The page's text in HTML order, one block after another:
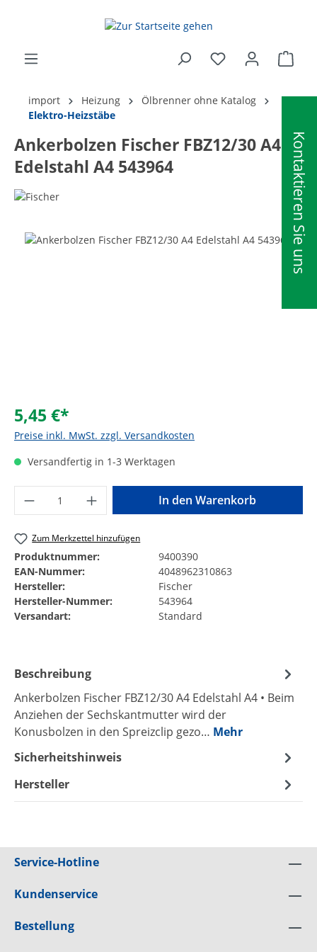
Kontaktieren Sie uns
import Heizung
Ölbrenner ohne Katalog
Elektro-Heizstäbe
Ankerbolzen Fischer FBZ12/30 A4
Edelstahl A4 543964
Bildergalerie überspringen
5,45 €*
Preise inkl. MwSt. zzgl. Versandkosten
Versandfertig in 1-3 Werktagen
Produkt Anzahl: Gib den gewünschten
In den Warenkorb
Zum Merkzettel hinzufügen
Produktnummer:
9400390
EAN-Nummer:
4048962310863
Hersteller:
Fischer
Hersteller-Nummer:
543964
Versandart:
Standard
Beschreibung
Ankerbolzen Fischer FBZ12/30 A4 Edelstahl A4 • Beim
Anziehen der Sechskantmutter wird der
Konusbolzen in den Spreizclip gezo… Mehr
Sicherheitshinweis
Hersteller
Service-Hotline
Kundenservice
Bestellung